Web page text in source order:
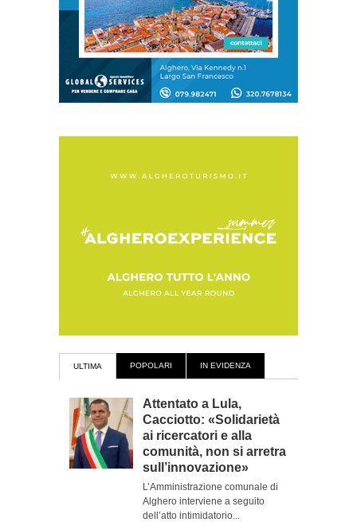
ULTIMA POPOLARI IN EVIDENZA
Attentato a Lula,
Cacciotto: «Solidarietà
ai ricercatori e alla
comunità, non si arretra
sull’innovazione»
L’Amministrazione comunale di
Alghero interviene a seguito
dell’atto intimidatorio...